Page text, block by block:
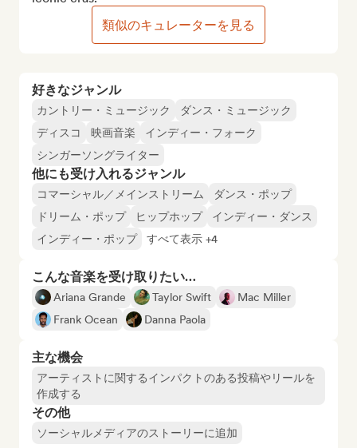
好きなジャンル
カントリー・ミュージック
ダンス・ミュージック
ディスコ
映画音楽
インディー・フォーク
シンガーソングライター
他にも受け入れるジャンル
コマーシャル／メインストリーム
ダンス・ポップ
ドリーム・ポップ
ヒップホップ
インディー・ダンス
インディー・ポップ
すべて表示 +4
こんな音楽を受け取りたい…
Ariana Grande Taylor Swift
Mac Miller
Frank Ocean
Danna Paola
主な機会
アーティストに関するインパクトのある投稿やリールを
作成する
その他
ソーシャルメディアのストーリーに追加
類似のキュレーターを見る